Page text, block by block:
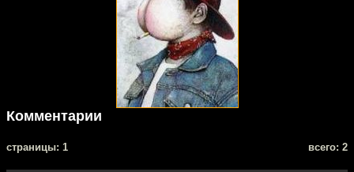
Комментарии
cтраницы: 1 всего: 2